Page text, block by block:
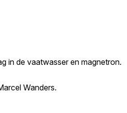
in de vaatwasser en magnetron.
Wanders.